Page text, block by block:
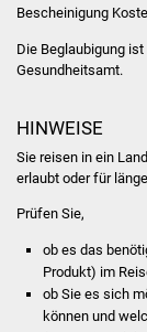
Bescheinigung
Die Beglaubigung
Gesundheitsamt.
HINWEISE
Sie reisen in ein
erlaubt oder für
Prüfen Sie,
ob es das
Produkt) im
ob Sie es sich
können und